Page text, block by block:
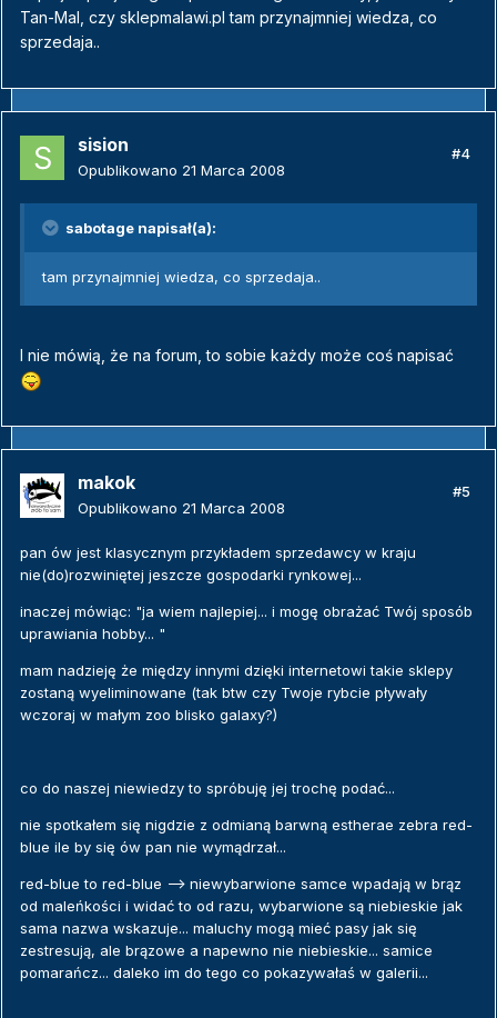
Tan-Mal, czy sklepmalawi.pl tam przynajmniej wiedza, co
sprzedaja..
sision
Opublikowano 21 Marca 2008
#4
sabotage napisał(a):
tam przynajmniej wiedza, co sprzedaja..
I nie mówią, że na forum, to sobie każdy może coś napisać
makok
Opublikowano 21 Marca 2008
#5
pan ów jest klasycznym przykładem sprzedawcy w kraju
nie(do)rozwiniętej jeszcze gospodarki rynkowej...
inaczej mówiąc: "ja wiem najlepiej... i mogę obrażać Twój sposób
uprawiania hobby... "
mam nadzieję że między innymi dzięki internetowi takie sklepy
zostaną wyeliminowane (tak btw czy Twoje rybcie pływały
wczoraj w małym zoo blisko galaxy?)
co do naszej niewiedzy to spróbuję jej trochę podać...
nie spotkałem się nigdzie z odmianą barwną estherae zebra red-
blue ile by się ów pan nie wymądrzał...
red-blue to red-blue --> niewybarwione samce wpadają w brąz
od maleńkości i widać to od razu, wybarwione są niebieskie jak
sama nazwa wskazuje... maluchy mogą mieć pasy jak się
zestresują, ale brązowe a napewno nie niebieskie... samice
pomarańcz... daleko im do tego co pokazywałaś w galerii...